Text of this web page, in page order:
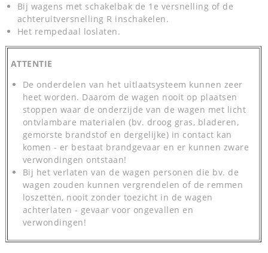
Bij wagens met schakelbak de 1e versnelling of de
achteruitversnelling R inschakelen.
Het rempedaal loslaten.
ATTENTIE
De onderdelen van het uitlaatsysteem kunnen zeer
heet worden. Daarom de wagen nooit op plaatsen
stoppen waar de onderzijde van de wagen met licht
ontvlambare materialen (bv. droog gras, bladeren,
gemorste brandstof en dergelijke) in contact kan
komen - er bestaat brandgevaar en er kunnen zware
verwondingen ontstaan!
Bij het verlaten van de wagen personen die bv. de
wagen zouden kunnen vergrendelen of de remmen
loszetten, nooit zonder toezicht in de wagen
achterlaten - gevaar voor ongevallen en
verwondingen!